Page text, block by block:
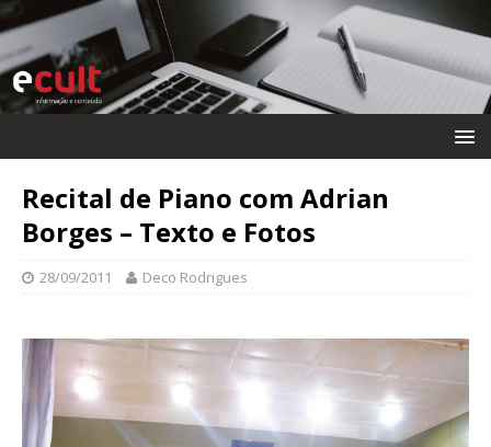
Recital de Piano com Adrian
Borges – Texto e Fotos
28/09/2011 Deco Rodrigues